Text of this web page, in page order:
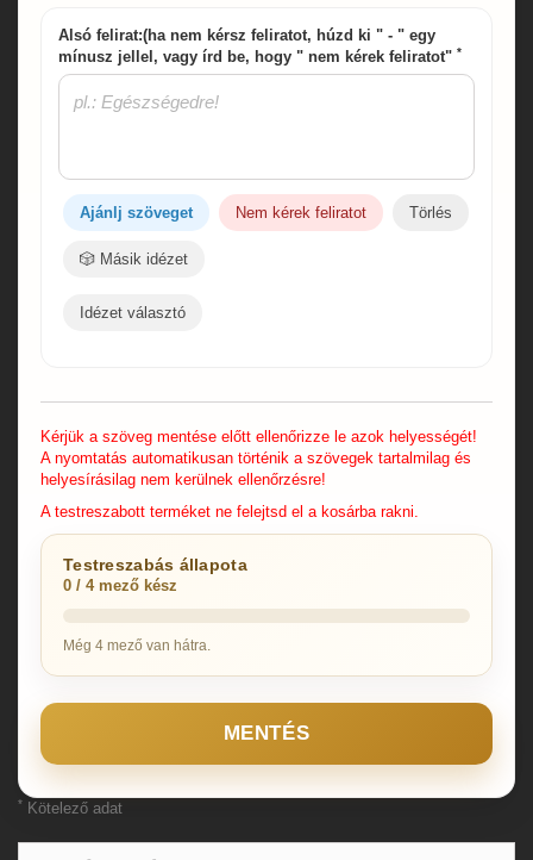
Alsó felirat:(ha nem kérsz feliratot, húzd ki " - " egy
mínusz jellel, vagy írd be, hogy " nem kérek feliratot" *
Ajánlj szöveget Nem kérek feliratot Törlés
🎲 Másik idézet
Idézet választó
Kérjük a szöveg mentése előtt ellenőrizze le azok helyességét!
A nyomtatás automatikusan történik a szövegek tartalmilag és
helyesírásilag nem kerülnek ellenőrzésre!
A testreszabott terméket ne felejtsd el a kosárba rakni.
Testreszabás állapota
0 / 4 mező kész
Még 4 mező van hátra.
MENTÉS
* Kötelező adat